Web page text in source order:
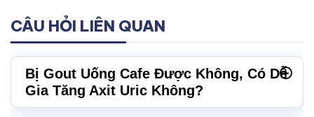
CÂU HỎI LIÊN QUAN
Bị Gout Uống Cafe Được Không, Có Dễ
Gia Tăng Axit Uric Không?